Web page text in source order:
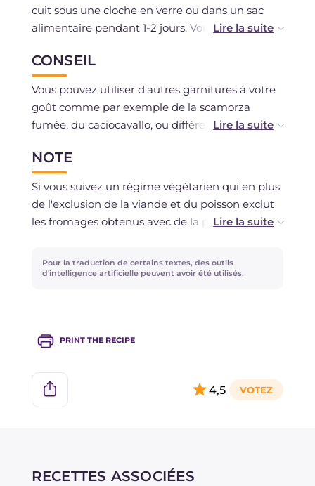
cuit sous une cloche en verre ou dans un sac
alimentaire pendant 1-2 jours. Vous pouvez
deuxième levée et le décongeler au
réfrigérateur pour le faire revenir ensuite à
température ambiante avant de le cuire.
CONSEIL
Vous pouvez utiliser d'autres garnitures à votre
goût comme par exemple de la scamorza
fumée, du caciocavallo, ou différentes variétés
coprins. Des graines de sésame et de pavot pour
donner plus de parfum et créer un agréable
contraste de couleurs entre le blanc et le noir.
Chaque farine a une capacité d'absorption
légèrement différente, donc si vous vous rendez
la en ajoutant un peu de lait, essayez en
ajoutant 10 grammes à la fois.
NOTE
Si vous suivez un régime végétarien qui en plus
de l'exclusion de la viande et du poisson exclut
les fromages obtenus avec de la présure
par un fromage similaire réalisé avec de la
présure végétale.
Pour la traduction de certains textes, des outils
d'intelligence artificielle peuvent avoir été utilisés.
PRINT THE RECIPE
4,5
RECETTES ASSOCIÉES